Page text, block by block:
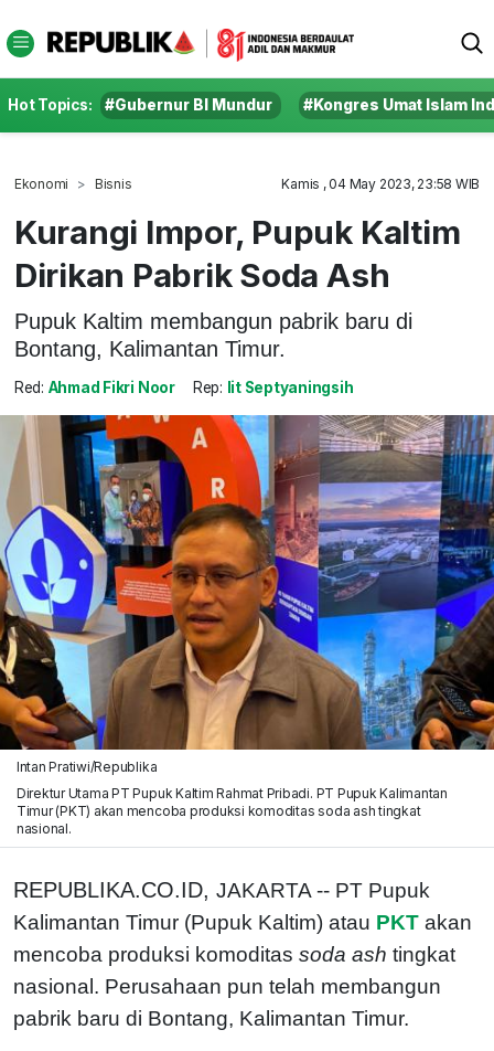
Hot Topics: #Gubernur BI Mundur #Kongres Umat Islam
Ekonomi Bisnis Kamis , 04 May 2023, 23:58 WIB
Kurangi Impor, Pupuk Kaltim
Dirikan Pabrik Soda Ash
Pupuk Kaltim membangun pabrik baru di
Bontang, Kalimantan Timur.
Red: Ahmad Fikri Noor Rep: Iit Septyaningsih
Intan Pratiwi/Republika
Direktur Utama PT Pupuk Kaltim Rahmat Pribadi. PT Pupuk Kalimantan
Timur (PKT) akan mencoba produksi komoditas soda ash tingkat
nasional.
REPUBLIKA.CO.ID, JAKARTA -- PT Pupuk
Kalimantan Timur (Pupuk Kaltim) atau PKT akan
mencoba produksi komoditas soda ash tingkat
nasional. Perusahaan pun telah membangun
pabrik baru di Bontang, Kalimantan Timur.